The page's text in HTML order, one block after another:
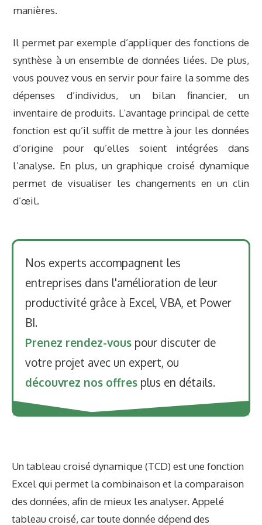
manières.
Il permet par exemple d’appliquer des fonctions de
synthèse à un ensemble de données liées. De plus,
vous pouvez vous en servir pour faire la somme des
dépenses d’individus, un bilan financier, un
inventaire de produits. L’avantage principal de cette
fonction est qu’il suffit de mettre à jour les données
d’origine pour qu’elles soient intégrées dans
l’analyse. En plus, un graphique croisé dynamique
permet de visualiser les changements en un clin
d’œil.
Nos experts accompagnent les
entreprises dans l'amélioration de leur
productivité grâce à Excel, VBA, et Power
BI.
Prenez rendez-vous pour discuter de
votre projet avec un expert, ou
découvrez nos offres plus en détails.
Un tableau croisé dynamique (TCD) est une fonction
Excel qui permet la combinaison et la comparaison
des données, afin de mieux les analyser. Appelé
tableau croisé, car toute donnée dépend des